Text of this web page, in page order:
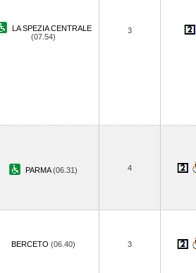
LA SPEZIA CENTRALE
(07.54)
3
PARMA(06.31) 4
BERCETO (06.40) 3